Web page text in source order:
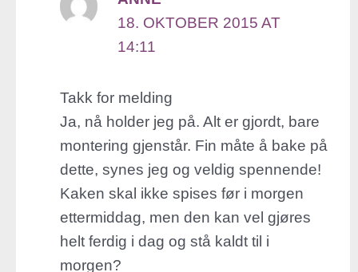
18. OKTOBER 2015 AT
14:11
Takk for melding
Ja, nå holder jeg på. Alt er gjordt, bare
montering gjenstår. Fin måte å bake på
dette, synes jeg og veldig spennende!
Kaken skal ikke spises før i morgen
ettermiddag, men den kan vel gjøres
helt ferdig i dag og stå kaldt til i
morgen?